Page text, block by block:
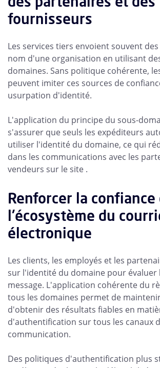
fournisseurs
Les services tiers envoient souvent
nom d'une organisation en utilisant
domaines. Sans politique cohérente,
peuvent imiter ces sources de
usurpation d'identité.
L'application du principe du sous-
s'assurer que seuls les expéditeurs
utiliser l'identité du domaine, ce qui
dans les communications avec les
vendeurs sur le site .
Renforcer la confiance
l'écosystème du
électronique
Les clients, les employés et les
sur l'identité du domaine pour évaluer
message. L'application cohérente du
tous les domaines permet de
d'obtenir des résultats fiables en
d'authentification sur tous les canaux
communication.
Des politiques d'authentification plus